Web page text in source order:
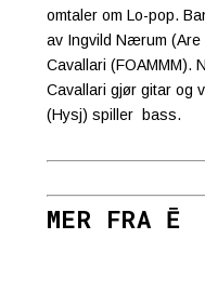
omtaler om Lo-pop.
av Ingvild Nærum (Are
Cavallari (FOAMMM).
Cavallari gjør gitar og
(Hysj) spiller bass.
MER FRA Ē